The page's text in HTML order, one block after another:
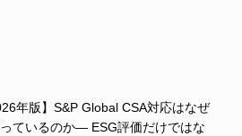
年版】S&P Global CSA対応はなぜ
ているのか― ESG評価だけではな